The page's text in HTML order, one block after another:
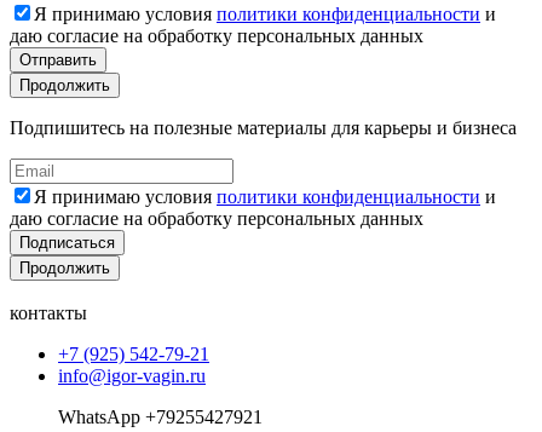
Я принимаю условия политики конфиденциальности и
даю согласие на обработку персональных данных
Отправить
Продолжить
Подпишитесь на полезные материалы для карьеры и бизнеса
Я принимаю условия политики конфиденциальности и
даю согласие на обработку персональных данных
Подписаться
Продолжить
контакты
+7 (925) 542-79-21
info@igor-vagin.ru
WhatsApp +79255427921